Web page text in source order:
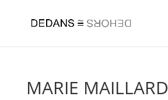
MARIE MAILLARD